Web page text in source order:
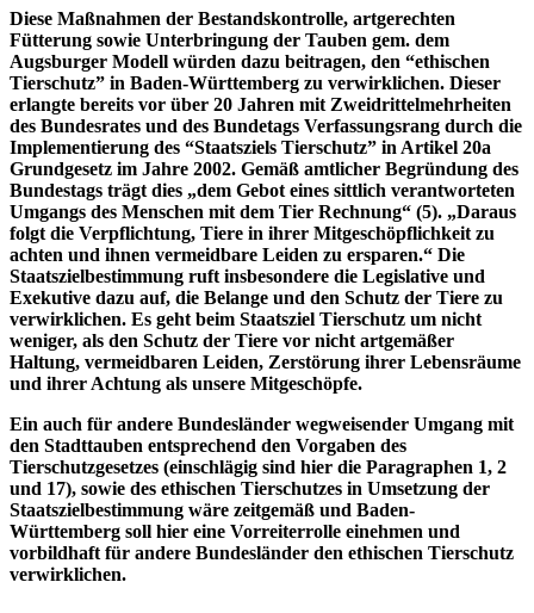
Diese Maßnahmen der Bestandskontrolle, artgerechten
Fütterung sowie Unterbringung der Tauben gem. dem
Augsburger Modell würden dazu beitragen, den “ethischen
Tierschutz” in Baden-Württemberg zu verwirklichen. Dieser
erlangte bereits vor über 20 Jahren mit Zweidrittelmehrheiten
des Bundesrates und des Bundetags Verfassungsrang durch die
Implementierung des “Staatsziels Tierschutz” in Artikel 20a
Grundgesetz im Jahre 2002. Gemäß amtlicher Begründung des
Bundestags trägt dies „dem Gebot eines sittlich verantworteten
Umgangs des Menschen mit dem Tier Rechnung“ (5). „Daraus
folgt die Verpflichtung, Tiere in ihrer Mitgeschöpflichkeit zu
achten und ihnen vermeidbare Leiden zu ersparen.“ Die
Staatszielbestimmung ruft insbesondere die Legislative und
Exekutive dazu auf, die Belange und den Schutz der Tiere zu
verwirklichen. Es geht beim Staatsziel Tierschutz um nicht
weniger, als den Schutz der Tiere vor nicht artgemäßer
Haltung, vermeidbaren Leiden, Zerstörung ihrer Lebensräume
und ihrer Achtung als unsere Mitgeschöpfe.
Ein auch für andere Bundesländer wegweisender Umgang mit
den Stadttauben entsprechend den Vorgaben des
Tierschutzgesetzes (einschlägig sind hier die Paragraphen 1, 2
und 17), sowie des ethischen Tierschutzes in Umsetzung der
Staatszielbestimmung wäre zeitgemäß und Baden-
Württemberg soll hier eine Vorreiterrolle einehmen und
vorbildhaft für andere Bundesländer den ethischen Tierschutz
verwirklichen.